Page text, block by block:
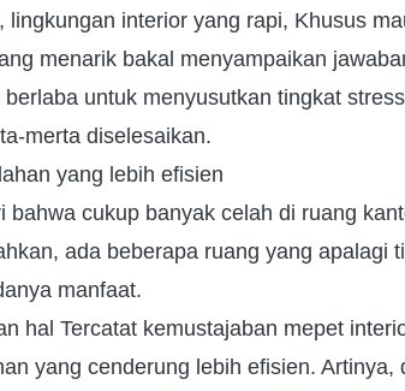
lingkungan interior yang rapi, Khusus
menarik bakal menyampaikan
untuk menyusutkan tingkat
merta diselesaikan.
yang lebih efisien
bahwa cukup banyak celah di ruang
ada beberapa ruang yang apalagi
manfaat.
hal Tercatat kemustajaban mepet
yang cenderung lebih efisien. Artinya,